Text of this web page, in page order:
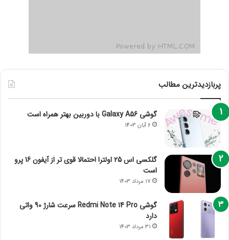
پربازدیدترین مطالب
گوشی Galaxy A56 با دوربین بهتر همراه است
6 آبان 1403
گلکسی اس 25 اولترا احتمالا قوی تر از آیفون 16 پرو
است
17 مرداد 1403
گوشی Redmi Note 14 Pro سرعت شارژ 90 واتی
دارد
31 مرداد 1403